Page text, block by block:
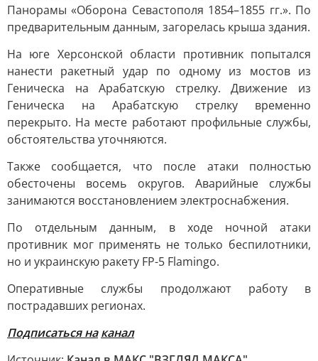
Панорамы «Оборона Севастополя 1854–1855 гг.». По
предварительным данным, загорелась крыша здания.
На юге Херсонской области противник попытался
нанести ракетный удар по одному из мостов из
Геническа на Арабатскую стрелку. Движение из
Геническа на Арабатскую стрелку временно
перекрыто. На месте работают профильные службы,
обстоятельства уточняются.
Также сообщается, что после атаки полностью
обесточены восемь округов. Аварийные службы
занимаются восстановлением электроснабжения.
По отдельным данным, в ходе ночной атаки
противник мог применять не только беспилотники,
но и украинскую ракету FP-5 Flamingo.
Оперативные службы продолжают работу в
пострадавших регионах.
Подписаться на канал